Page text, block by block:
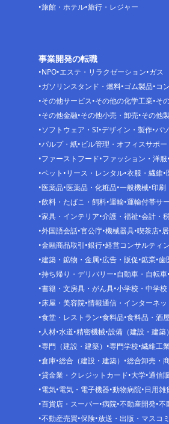
旅館・ホテル 旅行・レジャー
事業開発の転職
NPO エステ・リラクゼーション ガス
ガソリンスタンド・燃料 ゴム製品 コ
その他サービス その他の化学工業 そ
その他金融 その他小売・卸売 その他
ソフトウェア・SI デザイン・製作 パ
パルプ・紙 ビル管理・オフィスサポー
ファーストフード ファッション・洋服
ペット リース・レンタル 衣服・繊維
医薬品 医薬品・化粧品 一般機械 印刷
飲料・たばこ・飼料 運輸 運輸付帯サ
家具・インテリア 介護・福祉 会計・
外国語会話 官公庁 機械器具 喫茶店
金融商品取引 銀行 経営コンサルティ
建築・鉱物・金属 広告・販促 鉱業 歯
持ち帰り・デリバリー 自動車・自転車
書籍・文房具・がん具 小学校・中学
床屋・美容院 情報通信・インターネッ
食堂・レストラン 食料品 食料品・酒屋
人材 水道 精密機械 設備（建設・建築）
専門（建設・建築）
専門学校 繊維工
倉庫 総合（建設・建築）
総合卸売・
貸金業・クレジットカード 大学 通信
電気 電気・電子機器 動物病院 日用雑
百貨店・スーパー 病院 不動産開発 不
不動産売買 保険 放送・出版・マスコミ